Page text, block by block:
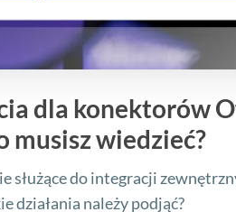
dla konektorów
musisz wiedzieć?
służące do integracji
działania należy podjąć?